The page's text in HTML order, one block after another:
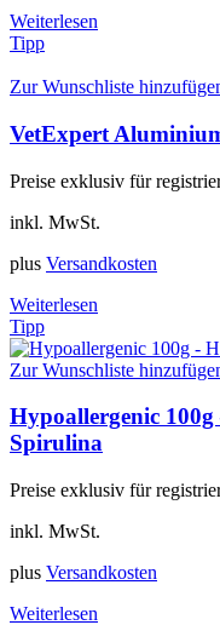
Weiterlesen
Tipp
Zur Wunschliste
VetExpert
Preise exklusiv für
inkl. MwSt.
plus Versandkosten
Weiterlesen
Tipp
Zur Wunschliste
Hypoallergenic
Spirulina
Preise exklusiv für
inkl. MwSt.
plus Versandkosten
Weiterlesen